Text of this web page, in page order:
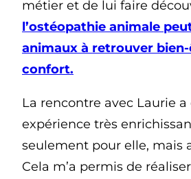
métier et de lui faire
l’ostéopathie animale
animaux à retrouver
confort.
La rencontre avec Laurie a
expérience très
seulement pour elle, mais
Cela m’a permis de